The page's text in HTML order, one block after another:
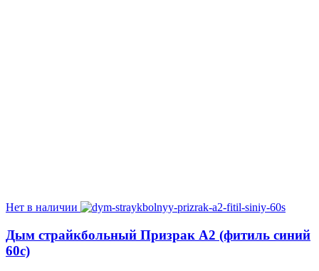
Нет в наличии
Дым страйкбольный Призрак А2 (фитиль синий
60с)